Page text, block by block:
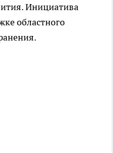
Инициатива
областного